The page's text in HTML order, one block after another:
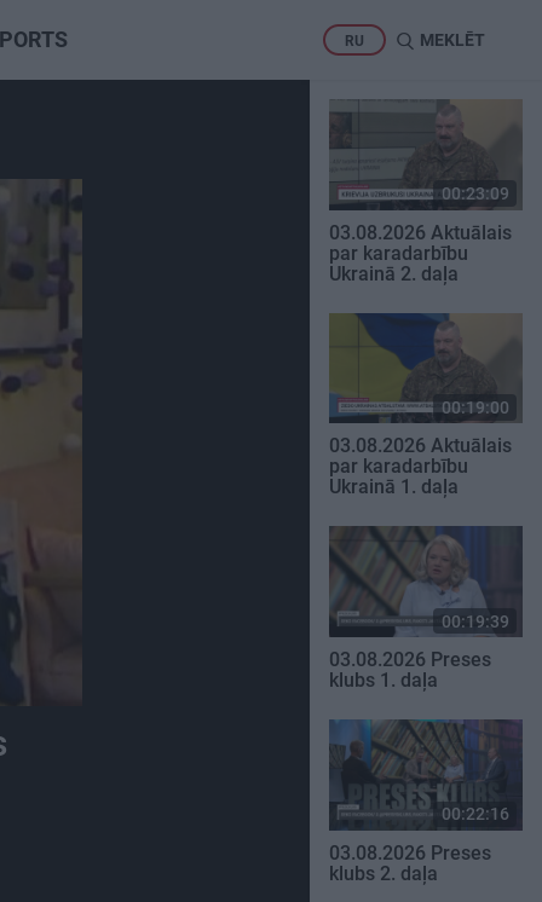
RU MEKLĒT
00:23:09
03.08.2026 Aktuālais
par karadarbību
Ukrainā 2. daļa
00:19:00
03.08.2026 Aktuālais
par karadarbību
Ukrainā 1. daļa
00:19:39
03.08.2026 Preses
klubs 1. daļa
00:22:16
03.08.2026 Preses
klubs 2. daļa